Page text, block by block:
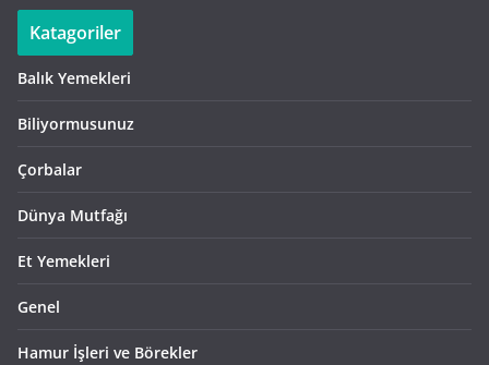
Katagoriler
Balık Yemekleri
Biliyormusunuz
Çorbalar
Dünya Mutfağı
Et Yemekleri
Genel
Hamur İşleri ve Börekler